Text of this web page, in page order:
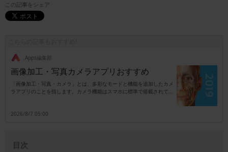
この記事をシェア
.Apps編集部
画像加工・写真カメラアプリおすすめ
「画像加工・写真・カメラ」とは、多彩なモードと機能を追加したカメ
ラアプリのことを指します。カメラ機能はスマホに標準で搭載されてい
後に加工を行うタイプなどがあり、これらのタイプがセットになってい
ている人のサポートアイテムとしても便利です。本来の画素数をアップ
2026/8/7 05:00
目次